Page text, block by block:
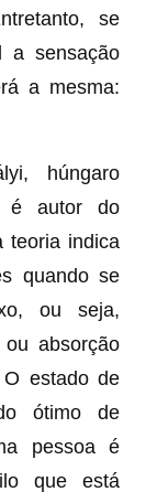
se
a sensação
a mesma:
húngaro
é autor do
teoria indica
quando se
ou seja,
absorção
estado de
ótimo de
pessoa é
que está